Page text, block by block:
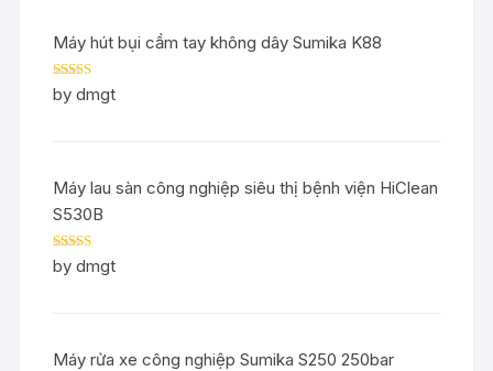
Máy hút bụi cầm tay không dây Sumika K88
Rated5out
of 5
by dmgt
Máy lau sàn công nghiệp siêu thị bệnh viện HiClean
S530B
Rated5out
of 5
by dmgt
Máy rửa xe công nghiệp Sumika S250 250bar